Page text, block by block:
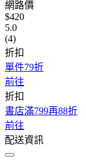
網路價
$420
5.0
(4)
折扣
單件79折
前往
折扣
書店滿799再88折
前往
配送資訊